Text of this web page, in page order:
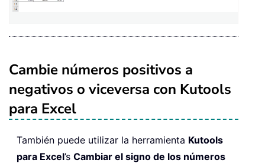
Cambie números positivos a
negativos o viceversa con Kutools
para Excel
También puede utilizar la herramienta Kutools
para Excel’s Cambiar el signo de los números